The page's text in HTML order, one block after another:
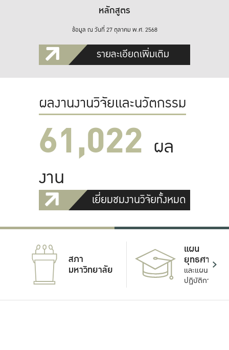
หลักสูตร
ข้อมูล ณ วันที่ 27 ตุลาคม พ.ศ. 2568
รายละเอียดเพิ่มเติม
ผลงานงานวิจัยและนวัตกรรม
61,022 ผล
งาน
เยี่ยมชมงานวิจัยทั้งหมด
สภา
มหาวิทยาลัย
แผน
ยุทธศาสตร์
และแผน
ปฏิบัติการ